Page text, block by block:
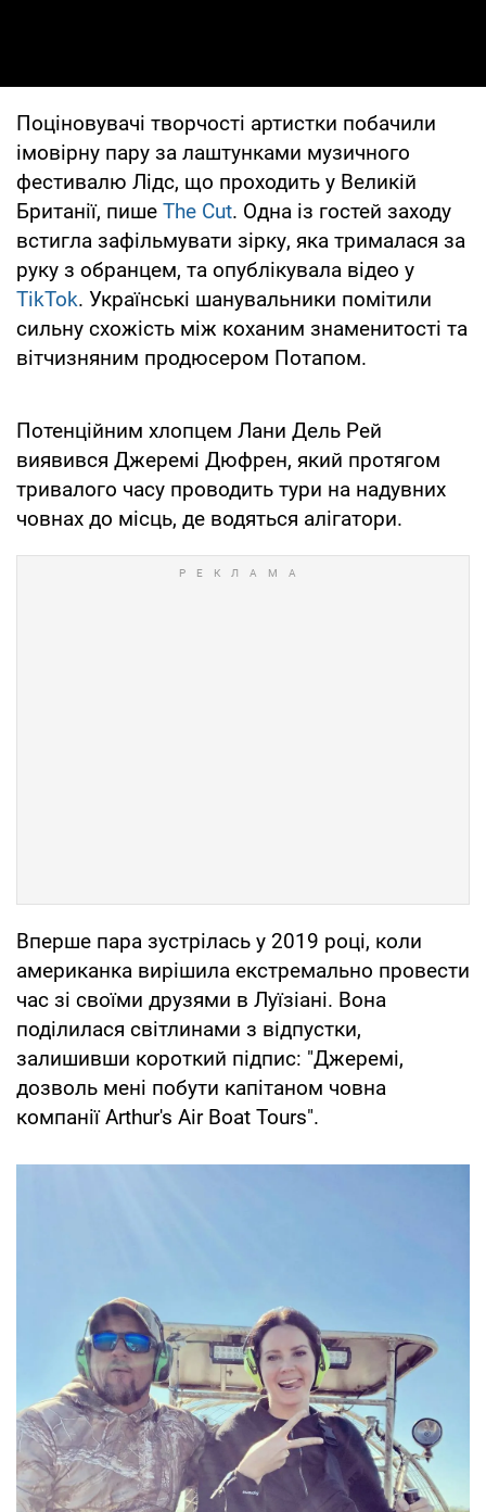
Поціновувачі творчості артистки побачили
імовірну пару за лаштунками музичного
фестивалю Лідс, що проходить у Великій
Британії, пише The Cut. Одна із гостей заходу
встигла зафільмувати зірку, яка трималася за
руку з обранцем, та опублікувала відео у
TikTok. Українські шанувальники помітили
сильну схожість між коханим знаменитості та
вітчизняним продюсером Потапом.
Потенційним хлопцем Лани Дель Рей
виявився Джеремі Дюфрен, який протягом
тривалого часу проводить тури на надувних
човнах до місць, де водяться алігатори.
Вперше пара зустрілась у 2019 році, коли
американка вирішила екстремально провести
час зі своїми друзями в Луїзіані. Вона
поділилася світлинами з відпустки,
залишивши короткий підпис: "Джеремі,
дозволь мені побути капітаном човна
компанії Arthur's Air Boat Tours".